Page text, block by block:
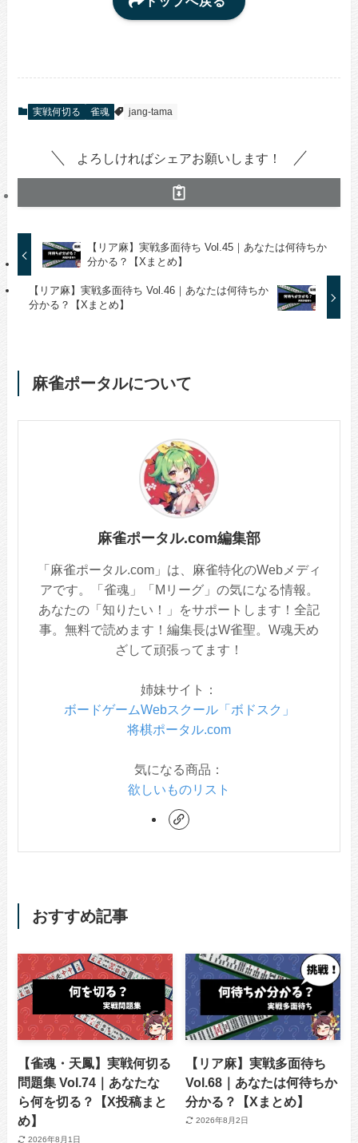
実戦何切る 雀魂 jang-tama
よろしければシェアお願いします！
【リア麻】実戦多面待ち Vol.45｜あなたは何待ちか
分かる？【Xまとめ】
【リア麻】実戦多面待ち Vol.46｜あなたは何待ちか
分かる？【Xまとめ】
麻雀ポータルについて
麻雀ポータル.com編集部
「麻雀ポータル.com」は、麻雀特化のWebメディ
アです。「雀魂」「Mリーグ」の気になる情報。
あなたの「知りたい！」をサポートします！全記
事。無料で読めます！編集長はW雀聖。W魂天め
ざして頑張ってます！
姉妹サイト：
ボードゲームWebスクール「ボドスク」
将棋ポータル.com
気になる商品：
欲しいものリスト
おすすめ記事
【雀魂・天鳳】実戦何切る
問題集 Vol.74｜あなたな
ら何を切る？【X投稿まと
め】
2026年8月1日
【リア麻】実戦多面待ち
Vol.68｜あなたは何待ちか
分かる？【Xまとめ】
2026年8月2日